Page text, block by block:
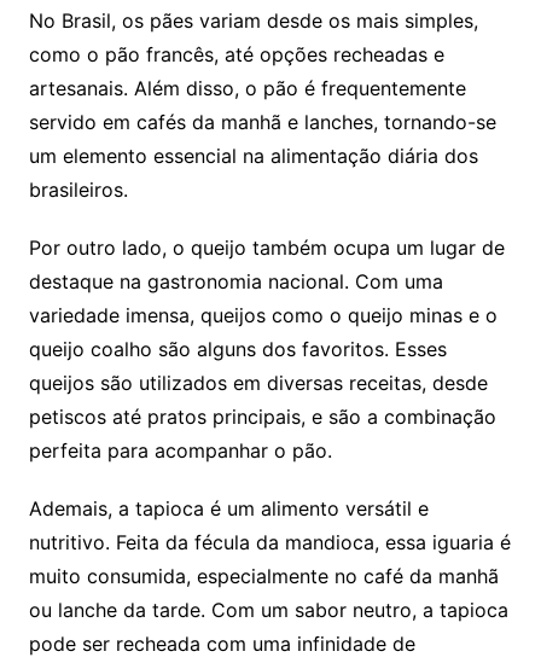
No Brasil, os pães variam desde os mais simples,
como o pão francês, até opções recheadas e
artesanais. Além disso, o pão é frequentemente
servido em cafés da manhã e lanches, tornando-se
um elemento essencial na alimentação diária dos
brasileiros.
Por outro lado, o queijo também ocupa um lugar de
destaque na gastronomia nacional. Com uma
variedade imensa, queijos como o queijo minas e o
queijo coalho são alguns dos favoritos. Esses
queijos são utilizados em diversas receitas, desde
petiscos até pratos principais, e são a combinação
perfeita para acompanhar o pão.
Ademais, a tapioca é um alimento versátil e
nutritivo. Feita da fécula da mandioca, essa iguaria é
muito consumida, especialmente no café da manhã
ou lanche da tarde. Com um sabor neutro, a tapioca
pode ser recheada com uma infinidade de